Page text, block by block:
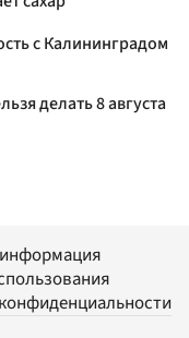
с Калининградом
делать 8 августа